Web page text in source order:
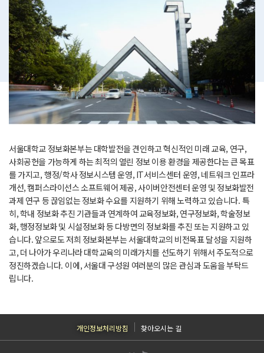
서울대학교 정보화본부는 대학발전을 견인하고 혁신적인 미래 교육, 연구,
사회공헌을 가능하게 하는 최적의 열린 정보 이용 환경을 제공한다는 큰 목표
를 가지고, 행정/학사 정보시스템 운영, IT서비스센터 운영, 네트워크 인프라
개선, 캠퍼스라이선스 소프트웨어 제공, 사이버안전센터 운영 및 정보화발전
과제 연구 등 끊임없는 정보화 수요를 지원하기 위해 노력하고 있습니다. 특
히, 학내 정보화 추진 기관들과 연계하여 교육정보화, 연구정보화, 학술정보
화, 행정정보화 및 시설정보화 등 다방면의 정보화를 추진 또는 지원하고 있
습니다. 앞으로도 저희 정보화본부는 서울대학교의 비전목표 달성을 지원하
고, 더 나아가 우리나라 대학교육의 미래가치를 선도하기 위해서 주도적으로
정진하겠습니다. 이에, 서울대 구성원 여러분의 많은 관심과 도움을 부탁드
립니다.
개인정보처리방침 찾아오시는 길